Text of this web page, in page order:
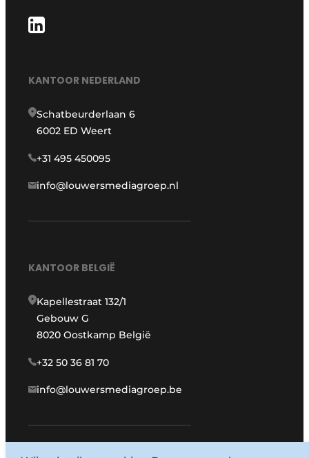
KANTOOR NEDERLAND
Schatbeurderlaan 6
6002 ED Weert
+31 495 450095
info@louwersmediagroep.nl
KANTOOR BELGIË
Kapellestraat 132/1
Gebouw G
8020 Oostkamp België
+32 50 36 81 70
info@louwersmediagroep.be